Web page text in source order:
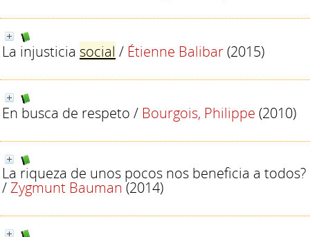
La injusticia social / Étienne Balibar(2015)
En busca de respeto / Bourgois, Philippe (2010)
La riqueza de unos pocos nos beneficia a todos?
/Zygmunt Bauman(2014)